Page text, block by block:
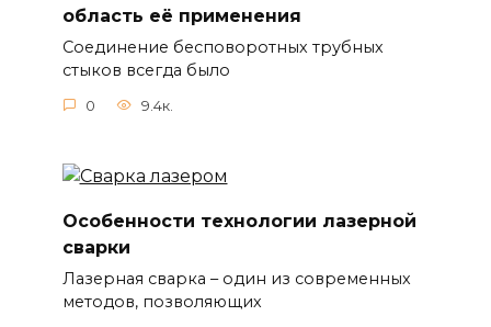
область её применения
Соединение бесповоротных трубных
стыков всегда было
0 9.4к.
Особенности технологии лазерной
сварки
Лазерная сварка – один из современных
методов, позволяющих